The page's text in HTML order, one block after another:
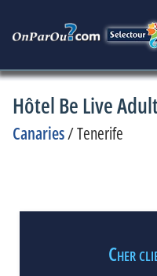
Hôtel Be Live
Canaries/Tenerife
Cher